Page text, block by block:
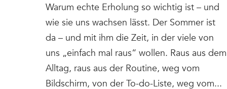
Warum echte Erholung so wichtig ist – und
wie sie uns wachsen lässt. Der Sommer ist
da – und mit ihm die Zeit, in der viele von
uns „einfach mal raus“ wollen. Raus aus dem
Alltag, raus aus der Routine, weg vom
Bildschirm, von der To-do-Liste, weg vom...